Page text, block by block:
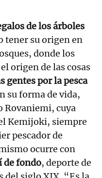
de los árboles
tener su origen en
donde los
origen de las cosas
gentes por la pesca
su forma de vida,
Rovaniemi, cuya
Kemijoki, siempre
pescador de
ocurre con
de fondo, deporte de